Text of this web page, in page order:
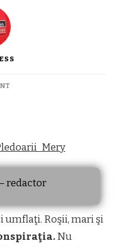
LUI
JOE
redactor
umflaţi. Roşii, mari şi
Nu